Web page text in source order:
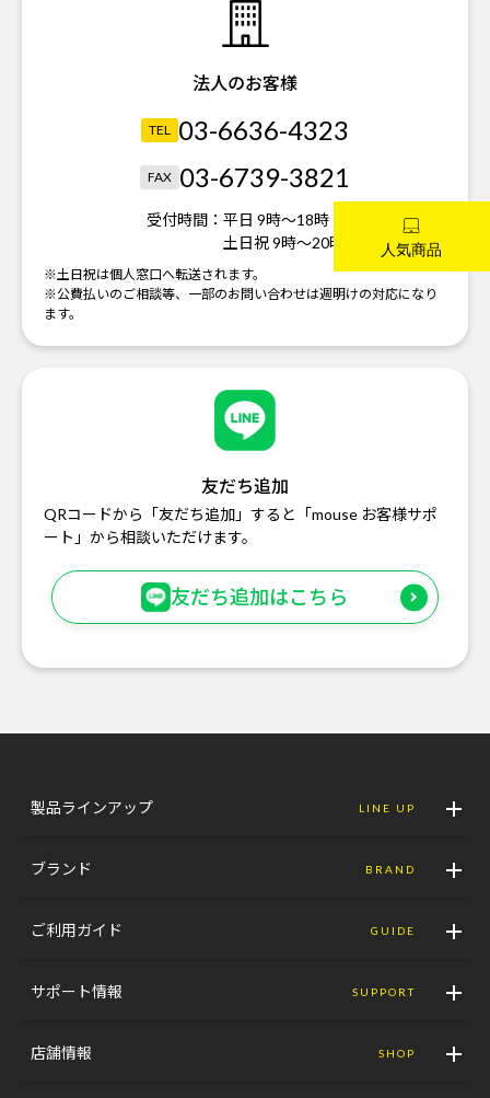
法人のお客様
TEL 03-6636-4323
FAX 03-6739-3821
受付時間： 平日 9時～18時
土日祝 9時～20時
※土日祝は個人窓口へ転送されます。
※公費払いのご相談等、一部のお問い合わせは週明けの対応になり
ます。
友だち追加
QRコードから「友だち追加」すると「mouse お客様サポ
ート」から相談いただけます。
友だち追加はこちら
製品ラインアップ LINE UP
ブランド BRAND
ご利用ガイド GUIDE
サポート情報 SUPPORT
店舗情報 SHOP